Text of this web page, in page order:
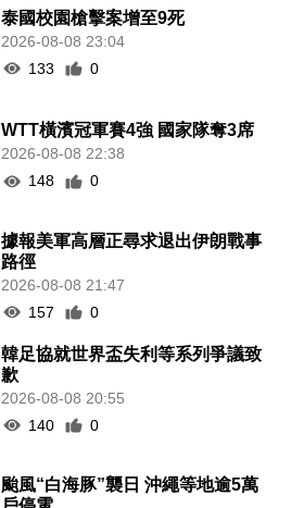
泰國校園槍擊案增至9死
2026-08-08 23:04
133
0
WTT橫濱冠軍賽4強 國家隊奪3席
2026-08-08 22:38
148
0
據報美軍高層正尋求退出伊朗戰事
路徑
2026-08-08 21:47
157
0
韓足協就世界盃失利等系列爭議致
歉
2026-08-08 20:55
140
0
颱風“白海豚”襲日 沖繩等地逾5萬